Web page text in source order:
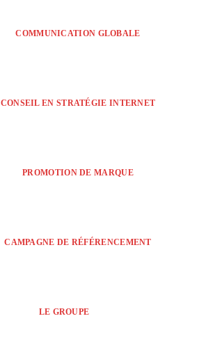
COMMUNICATION GLOBALE
CONSEIL EN STRATÉGIE INTERNET
PROMOTION DE MARQUE
CAMPAGNE DE RÉFÉRENCEMENT
LE GROUPE